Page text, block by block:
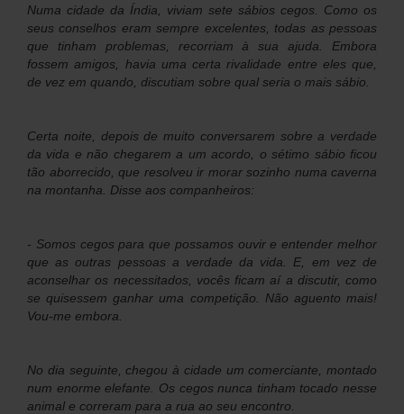
Numa cidade da Índia, viviam sete sábios cegos. Como os
seus conselhos eram sempre excelentes, todas as pessoas
que tinham problemas, recorriam à sua ajuda. Embora
fossem amigos, havia uma certa rivalidade entre eles que,
de vez em quando, discutiam sobre qual seria o mais sábio.
Certa noite, depois de muito conversarem sobre a verdade
da vida e não chegarem a um acordo, o sétimo sábio ficou
tão aborrecido, que resolveu ir morar sozinho numa caverna
na montanha. Disse aos companheiros:
- Somos cegos para que possamos ouvir e entender melhor
que as outras pessoas a verdade da vida. E, em vez de
aconselhar os necessitados, vocês ficam aí a discutir, como
se quisessem ganhar uma competição. Não aguento mais!
Vou-me embora.
No dia seguinte, chegou à cidade um comerciante, montado
num enorme elefante. Os cegos nunca tinham tocado nesse
animal e correram para a rua ao seu encontro.